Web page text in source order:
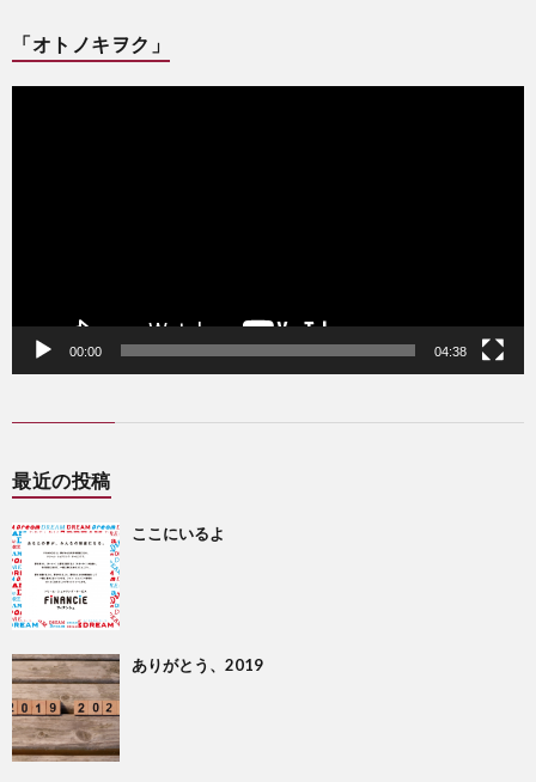
「オトノキヲク」
動
00:00 04:38
最近の投稿
ここにいるよ
ありがとう、2019